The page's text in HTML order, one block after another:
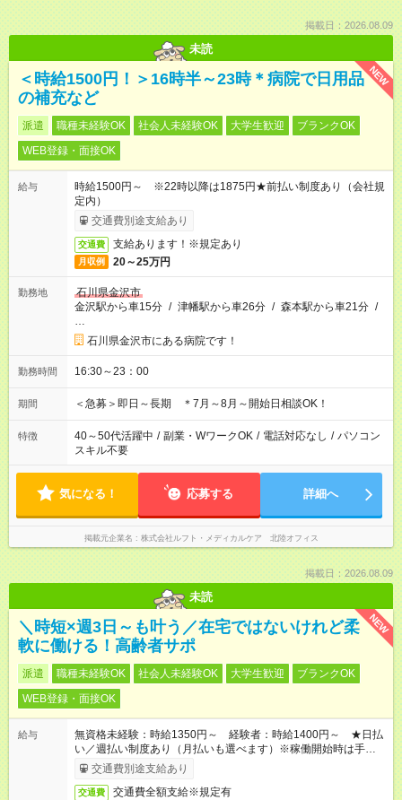
掲載日：2026.08.09
未読
NEW
＜時給1500円！＞16時半～23時＊病院で日用品
の補充など
派遣 職種未経験OK 社会人未経験OK 大学生歓迎
ブランクOK
WEB登録・面接OK
給与
時給1500円～ ※22時以降は1875円★前払い制度あり（会社規
定内）
交通費別途支給あり
交通費 支給あります！※規定あり
月収例 20～25万円
勤務地
石川県金沢市
金沢駅から車15分 / 津幡駅から車26分 / 森本駅から車21分 /
…
石川県金沢市にある病院です！
勤務時間 16:30～23：00
期間 ＜急募＞即日～長期 ＊7月～8月～開始日相談OK！
特徴 40～50代活躍中 / 副業・WワークOK / 電話対応なし / パソコン
スキル不要
気になる！ 応募する 詳細へ
掲載元企業名 株式会社ルフト・メディカルケア 北陸オフィス
掲載日：2026.08.09
未読
NEW
＼時短×週3日～も叶う／在宅ではないけれど柔
軟に働ける！高齢者サポ
派遣 職種未経験OK 社会人未経験OK 大学生歓迎
ブランクOK
WEB登録・面接OK
給与
無資格未経験：時給1350円～ 経験者：時給1400円～ ★日払
い／週払い制度あり（月払いも選べます）※稼働開始時は手続き
完了次第のお支払いとなります。
交通費別途支給あり
交通費 交通費全額支給※規定有